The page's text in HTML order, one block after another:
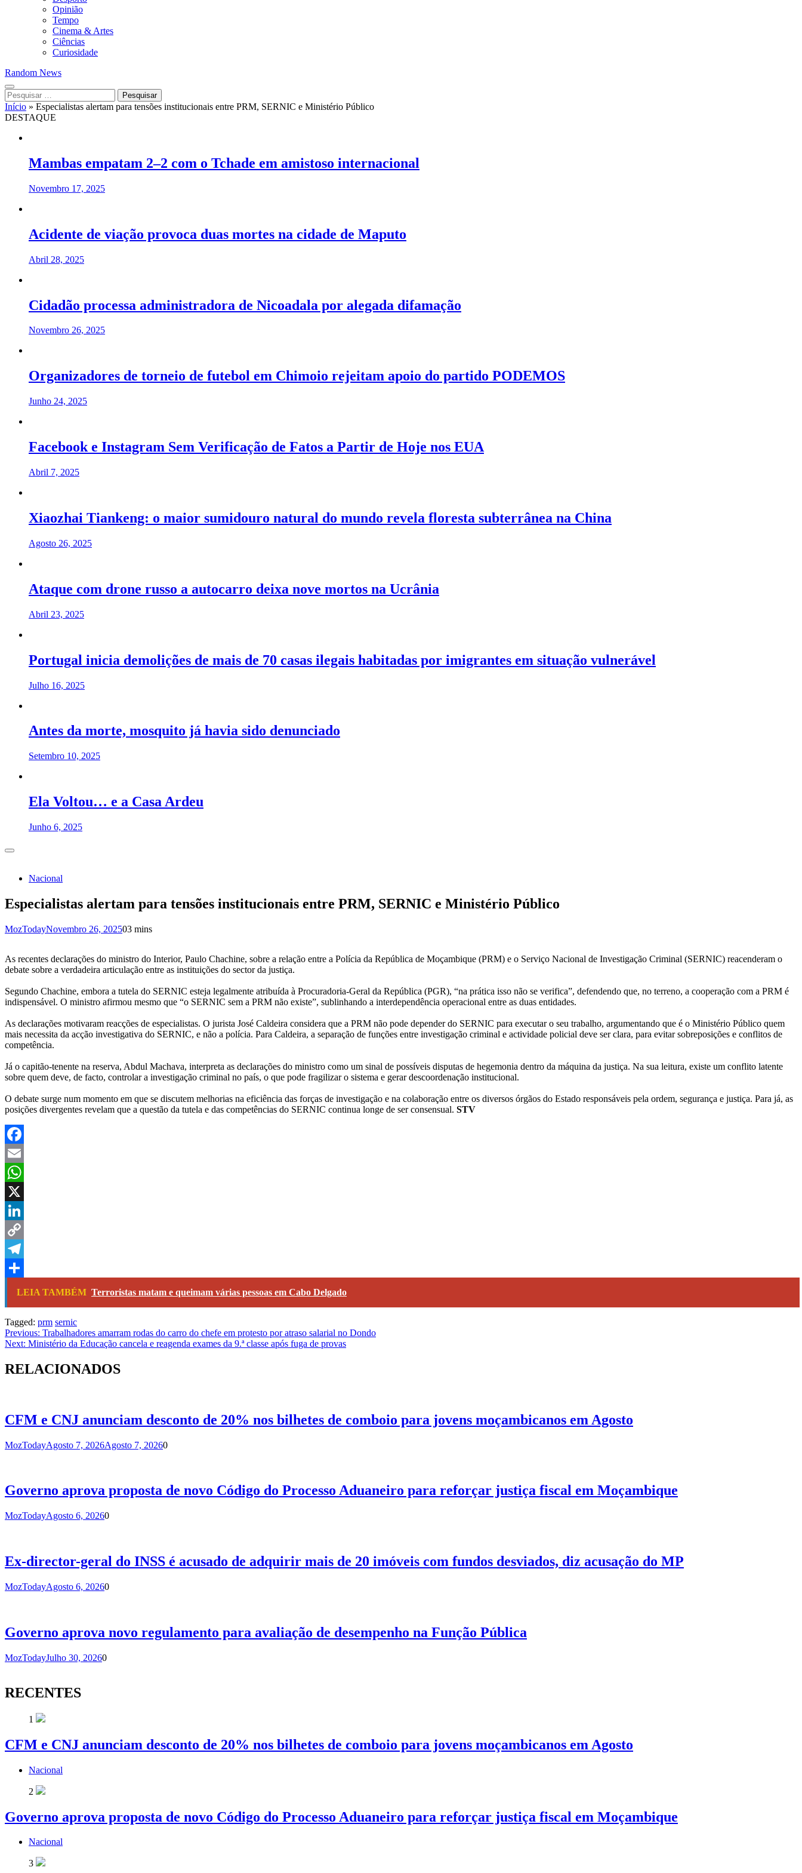
Opinião
Tempo
Cinema & Artes
Ciências
Curiosidade
Random News
Pesquisar
por:
Início » Especialistas alertam para tensões institucionais entre PRM, SERNIC e Ministério Público
DESTAQUE
Mambas empatam 2–2 com o Tchade em amistoso internacional
Novembro 17, 2025
Acidente de viação provoca duas mortes na cidade de Maputo
Abril 28, 2025
Cidadão processa administradora de Nicoadala por alegada difamação
Novembro 26, 2025
Organizadores de torneio de futebol em Chimoio rejeitam apoio do partido PODEMOS
Junho 24, 2025
Facebook e Instagram Sem Verificação de Fatos a Partir de Hoje nos EUA
Abril 7, 2025
Xiaozhai Tiankeng: o maior sumidouro natural do mundo revela floresta subterrânea na China
Agosto 26, 2025
Ataque com drone russo a autocarro deixa nove mortos na Ucrânia
Abril 23, 2025
Portugal inicia demolições de mais de 70 casas ilegais habitadas por imigrantes em situação vulnerável
Julho 16, 2025
Antes da morte, mosquito já havia sido denunciado
Setembro 10, 2025
Ela Voltou… e a Casa Ardeu
Junho 6, 2025
Nacional
Especialistas alertam para tensões institucionais entre PRM, SERNIC e Ministério Público
MozTodayNovembro 26, 202503 mins
As recentes declarações do ministro do Interior, Paulo Chachine, sobre a relação entre a Polícia da República de Moçambique (PRM) e o Serviço Nacional de Investigação Criminal (SERNIC) reacenderam o
debate sobre a verdadeira articulação entre as instituições do sector da justiça.
Segundo Chachine, embora a tutela do SERNIC esteja legalmente atribuída à Procuradoria-Geral da República (PGR), “na prática isso não se verifica”, defendendo que, no terreno, a cooperação com a PRM é
indispensável. O ministro afirmou mesmo que “o SERNIC sem a PRM não existe”, sublinhando a interdependência operacional entre as duas entidades.
As declarações motivaram reacções de especialistas. O jurista José Caldeira considera que a PRM não pode depender do SERNIC para executar o seu trabalho, argumentando que é o Ministério Público quem
mais necessita da acção investigativa do SERNIC, e não a polícia. Para Caldeira, a separação de funções entre investigação criminal e actividade policial deve ser clara, para evitar sobreposições e conflitos de
competência.
Já o capitão-tenente na reserva, Abdul Machava, interpreta as declarações do ministro como um sinal de possíveis disputas de hegemonia dentro da máquina da justiça. Na sua leitura, existe um conflito latente
sobre quem deve, de facto, controlar a investigação criminal no país, o que pode fragilizar o sistema e gerar descoordenação institucional.
O debate surge num momento em que se discutem melhorias na eficiência das forças de investigação e na colaboração entre os diversos órgãos do Estado responsáveis pela ordem, segurança e justiça. Para já, as
posições divergentes revelam que a questão da tutela e das competências do SERNIC continua longe de ser consensual. STV
Facebook
Email
WhatsApp
X
LinkedIn
Copy
Link
Telegram
Share
LEIA TAMBÉM Terroristas matam e queimam várias pessoas em Cabo Delgado
Tagged: prm sernic
Navegação
de
artigos
Previous: Trabalhadores amarram rodas do carro do chefe em protesto por atraso salarial no Dondo
Next: Ministério da Educação cancela e reagenda exames da 9.ª classe após fuga de provas
RELACIONADOS
CFM e CNJ anunciam desconto de 20% nos bilhetes de comboio para jovens moçambicanos em Agosto
MozTodayAgosto 7, 2026Agosto 7, 20260
Governo aprova proposta de novo Código do Processo Aduaneiro para reforçar justiça fiscal em Moçambique
MozTodayAgosto 6, 20260
Ex-director-geral do INSS é acusado de adquirir mais de 20 imóveis com fundos desviados, diz acusação do MP
MozTodayAgosto 6, 20260
Governo aprova novo regulamento para avaliação de desempenho na Função Pública
MozTodayJulho 30, 20260
RECENTES
1
CFM e CNJ anunciam desconto de 20% nos bilhetes de comboio para jovens moçambicanos em Agosto
Nacional
2
Governo aprova proposta de novo Código do Processo Aduaneiro para reforçar justiça fiscal em Moçambique
Nacional
3